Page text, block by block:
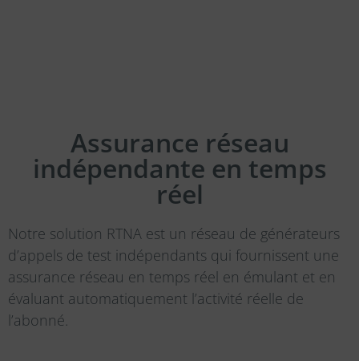
Assurance réseau
indépendante en temps
réel
Notre solution RTNA est un réseau de générateurs
d’appels de test indépendants qui fournissent une
assurance réseau en temps réel en émulant et en
évaluant automatiquement l’activité réelle de
l’abonné.